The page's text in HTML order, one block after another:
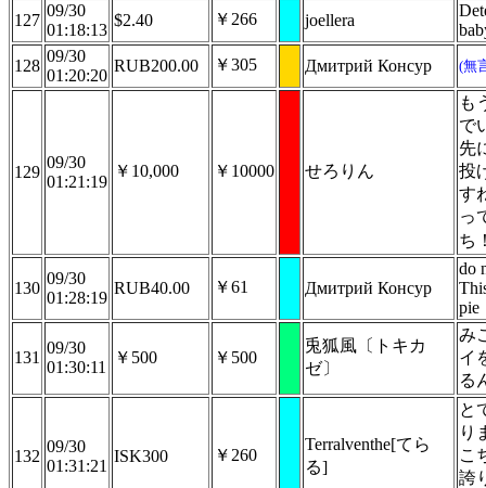
127
09/30
01:18:13
$2.40 ￥266 joellera
128
09/30
01:20:20
RUB200.00 ￥305 Дмитрий Консур (無
129
09/30
01:21:19
￥10,000 ￥10000 せろりん
も
で
先
投
す
っ
ち
130
09/30
01:28:19
RUB40.00 ￥61 Дмитрий Консур
do
pie
131
09/30
01:30:11
￥500 ￥500
兎狐風〔トキカ
ゼ〕
み
イ
る
132
09/30
01:31:21
ISK300 ￥260
Terralventhe[てら
る]
と
り
こ
誇